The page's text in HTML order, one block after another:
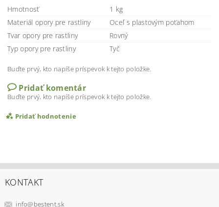
Hmotnosť
1 kg
Materiál opory pre rastliny
Oceľ s plastovým poťahom
Tvar opory pre rastliny
Rovný
Typ opory pre rastliny
Tyč
Buďte prvý, kto napíše príspevok k tejto položke.
Pridať komentár
Buďte prvý, kto napíše príspevok k tejto položke.
Pridať hodnotenie
KONTAKT
info@bestent.sk